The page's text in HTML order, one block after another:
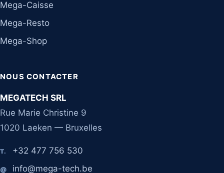
Mega-Caisse
Mega-Resto
Mega-Shop
NOUS CONTACTER
MEGATECH SRL
Rue Marie Christine 9
1020 Laeken — Bruxelles
T. +32 477 756 530
@ info@mega-tech.be